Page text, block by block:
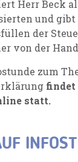
Herr Beck
und gibt
der
von der
zum
findet
statt.